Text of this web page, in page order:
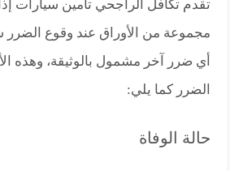
تقدم تكافل الراجحي تأمين سيارات
مجموعة من الأوراق عند وقوع الضرر
أي ضرر آخر مشمول بالوثيقة، وهذه
الضرر كما يلي:
حالة الوفاة